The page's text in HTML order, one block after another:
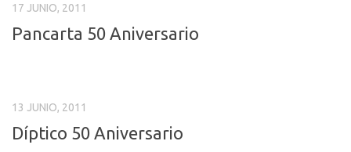
17 JUNIO, 2011
Pancarta 50 Aniversario
13 JUNIO, 2011
Díptico 50 Aniversario